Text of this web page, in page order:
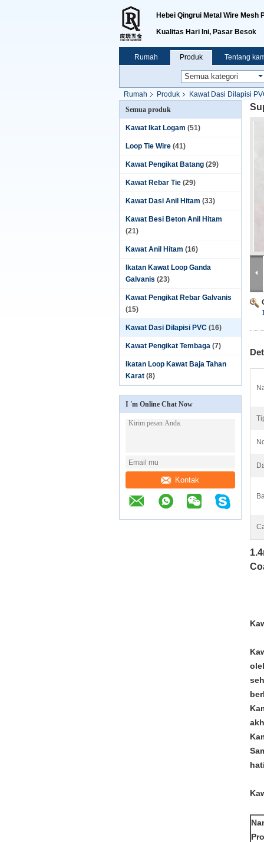
Hebei Qingrui Metal Wire Mesh
Kualitas Hari Ini, Pasar Besok
Rumah Produk Tentang
Rumah Produk Kawat Dasi Dilapisi
Semua produk
Kawat Ikat Logam (51)
Loop Tie Wire (41)
Kawat Pengikat Batang (29)
Kawat Rebar Tie (29)
Kawat Dasi Anil Hitam (33)
Kawat Besi Beton Anil Hitam
(21)
Kawat Anil Hitam (16)
Ikatan Kawat Loop Ganda
Galvanis (23)
Kawat Pengikat Rebar Galvanis
(15)
Kawat Dasi Dilapisi PVC (16)
Kawat Pengikat Tembaga (7)
Ikatan Loop Kawat Baja Tahan
Karat (8)
I 'm Online Chat Now
Kontak